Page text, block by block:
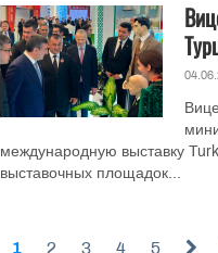
международную выставку
выставочных площадок...
1 2 3 4 5